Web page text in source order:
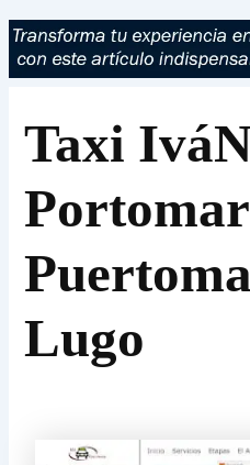
Taxi
Lugo